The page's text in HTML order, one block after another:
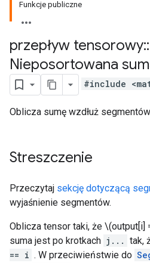
Funkcje publiczne
przepływ tensorowy::
Nieposortowana
#include
Oblicza sumę wzdłuż
Streszczenie
Przeczytaj sekcję dotyczącą
wyjaśnienie segmentów.
Oblicza tensor taki, że \(output[i]
suma jest po krotkach j... tak,
== i . W przeciwieństwie do